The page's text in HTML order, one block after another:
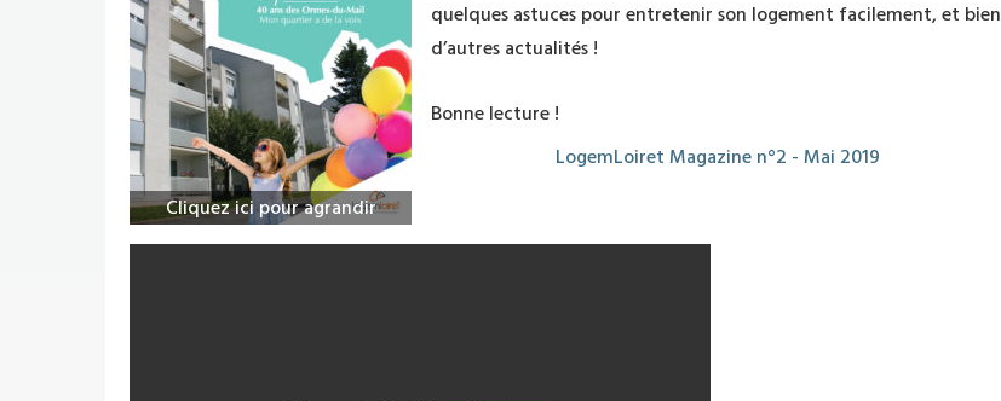
Cliquez ici pour agrandir
quelques astuces pour entretenir son logement facilement, et bien
d’autres actualités !
Bonne lecture !
LogemLoiret Magazine n°2 - Mai 2019